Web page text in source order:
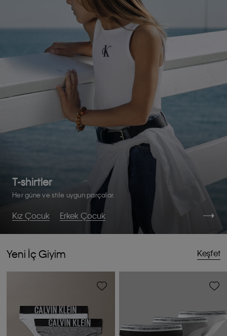
T-shirtler
Her güne ve stile uygun parçalar.
Kız Çocuk Erkek Çocuk
Yeni İç Giyim Keşfet